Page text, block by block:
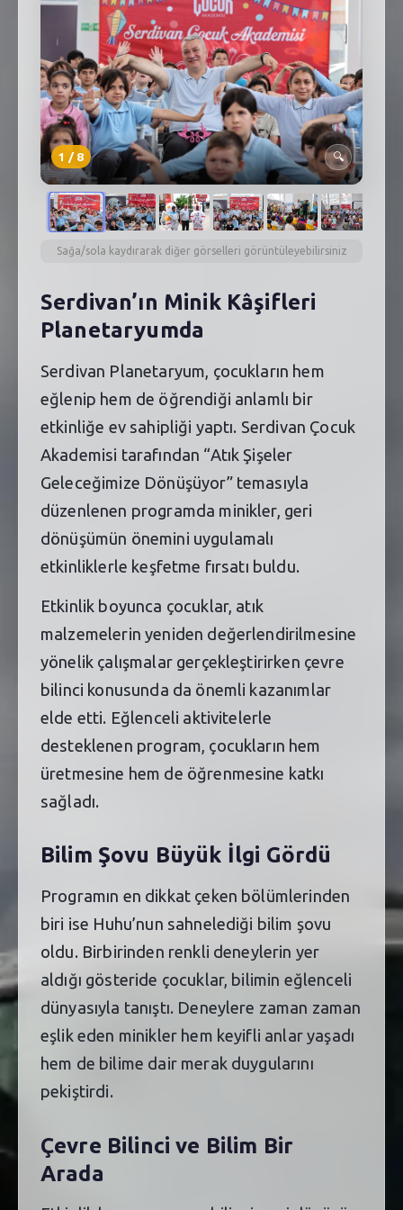
1 /8 🔍
Sağa/sola kaydırarak diğer görselleri görüntüleyebilirsiniz
Serdivan’ın Minik Kâşifleri
Planetaryumda
Serdivan Planetaryum, çocukların hem
eğlenip hem de öğrendiği anlamlı bir
etkinliğe ev sahipliği yaptı. Serdivan Çocuk
Akademisi tarafından “Atık Şişeler
Geleceğimize Dönüşüyor” temasıyla
düzenlenen programda minikler, geri
dönüşümün önemini uygulamalı
etkinliklerle keşfetme fırsatı buldu.
Etkinlik boyunca çocuklar, atık
malzemelerin yeniden değerlendirilmesine
yönelik çalışmalar gerçekleştirirken çevre
bilinci konusunda da önemli kazanımlar
elde etti. Eğlenceli aktivitelerle
desteklenen program, çocukların hem
üretmesine hem de öğrenmesine katkı
sağladı.
Bilim Şovu Büyük İlgi Gördü
Programın en dikkat çeken bölümlerinden
biri ise Huhu’nun sahnelediği bilim şovu
oldu. Birbirinden renkli deneylerin yer
aldığı gösteride çocuklar, bilimin eğlenceli
dünyasıyla tanıştı. Deneylere zaman zaman
eşlik eden minikler hem keyifli anlar yaşadı
hem de bilime dair merak duygularını
pekiştirdi.
Çevre Bilinci ve Bilim Bir
Arada
SEBİK
E NÖBETÇI ECZANELER
SABSIS - AFET
TRAFIKPARK
KÜREK
PARKLAR
PAZAR YERLERI
PLANETARYUM